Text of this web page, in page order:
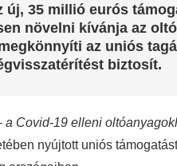
35 millió eurós
növelni kívánja az
az uniós
biztosít.
a Covid-19 elleni
nyújtott uniós